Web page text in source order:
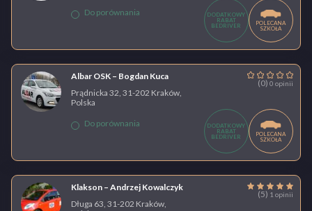
Do porównania
DODATKOWY
RABAT
BEDRIVER
POLECANA
SZKOŁA
Albar OSK – Bogdan Kuca
(0) 0 opinii
Prądnicka 32, 31-202 Kraków,
Polska
Do porównania
DODATKOWY
RABAT
BEDRIVER
POLECANA
SZKOŁA
Klakson – Andrzej Kowalczyk
(5) 1 opinii
Długa 63, 31-202 Kraków,